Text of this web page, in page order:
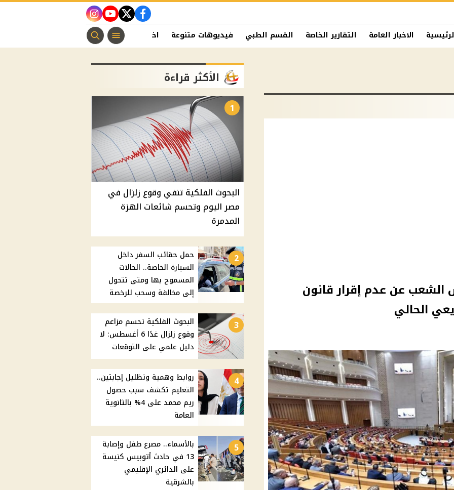
facebook
twitter
youtube
instagram
الاخبار العامة التقارير الخاصة القسم الطبي فيديوهات متنوعة اخبار الفن منوعات مسيحية
عن عدم إقرار قانون
الحالي
الأكثر قراءة
1
البحوث الفلكية تنفي وقوع زلزال في
مصر اليوم وتحسم شائعات الهزة
المدمرة
2
حمل حقائب السفر داخل
السيارة الخاصة.. الحالات
المسموح بها ومتى تتحول
إلى مخالفة وسحب للرخصة
3
البحوث الفلكية تحسم مزاعم
وقوع زلزال غدًا 6 أغسطس: لا
دليل علمي على التوقعات
4
روابط وهمية وتظليل إجابتين..
التعليم تكشف سبب حصول
ريم محمد على 4% بالثانوية
العامة
5
بالأسماء.. مصرع طفل وإصابة
13 في حادث أتوبيس كنيسة
على الدائري الإقليمي
بالشرقية